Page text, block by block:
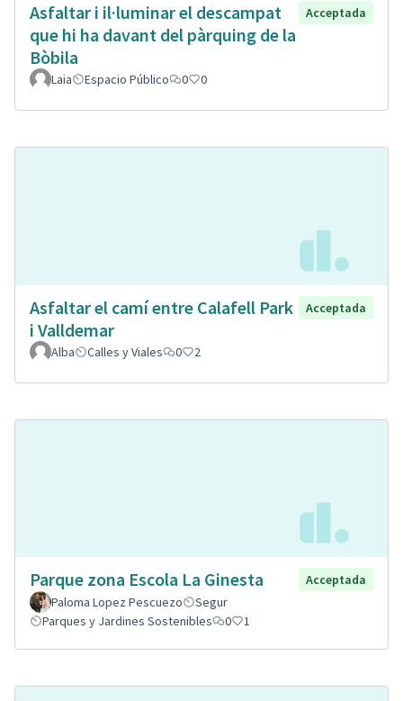
Asfaltar i il·luminar el descampat
que hi ha davant del pàrquing de la
Bòbila
Acceptada
Laia Espacio Público 0 0
Asfaltar el camí entre Calafell Park
i Valldemar
Acceptada
Alba Calles y Viales 0 2
Parque zona Escola La Ginesta
Acceptada
Paloma Lopez Pescuezo
Segur
Parques y Jardines Sostenibles
0 1